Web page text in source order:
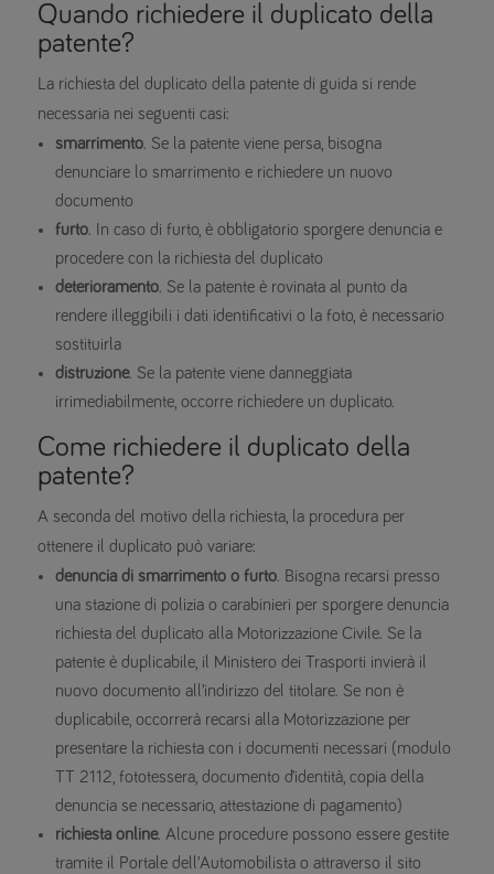
Quando richiedere il duplicato della
patente?
La richiesta del duplicato della patente di guida si rende
necessaria nei seguenti casi:
smarrimento. Se la patente viene persa, bisogna
denunciare lo smarrimento e richiedere un nuovo
documento
furto. In caso di furto, è obbligatorio sporgere denuncia e
procedere con la richiesta del duplicato
deterioramento. Se la patente è rovinata al punto da
rendere illeggibili i dati identificativi o la foto, è necessario
sostituirla
distruzione. Se la patente viene danneggiata
irrimediabilmente, occorre richiedere un duplicato.
Come richiedere il duplicato della
patente?
A seconda del motivo della richiesta, la procedura per
ottenere il duplicato può variare:
denuncia di smarrimento o furto. Bisogna recarsi presso
una stazione di polizia o carabinieri per sporgere denuncia
richiesta del duplicato alla Motorizzazione Civile. Se la
patente è duplicabile, il Ministero dei Trasporti invierà il
nuovo documento all’indirizzo del titolare. Se non è
duplicabile, occorrerà recarsi alla Motorizzazione per
presentare la richiesta con i documenti necessari (modulo
TT 2112, fototessera, documento d’identità, copia della
denuncia se necessario, attestazione di pagamento)
richiesta online. Alcune procedure possono essere gestite
tramite il Portale dell’Automobilista o attraverso il sito